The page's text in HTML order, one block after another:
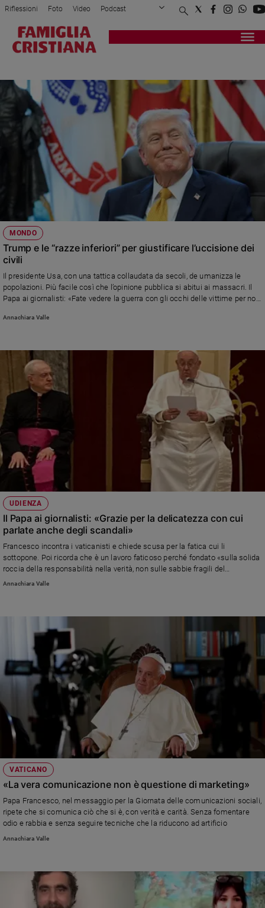
Attualità
Politica
Mondo
Economia
Interviste
Papa
Papa
Chiesa
Chiesa
e
Santi
Devozione
fede
giorno
Santo
del
giorno
Società
e
valori
e
Creato
della
settimana
Migranti
e
inclusione
Costume
Cultura
spettacoli
Sanremo
2026
Cinema,
streaming
Riflessioni Foto Video Podcast
Privacy Policy Chi siamo
Registrati Redazione
MONDO
Trump e le “razze inferiori” per giustificare l’uccisione dei
civili
Il presidente Usa, con una tattica collaudata da secoli, de umanizza le
popolazioni. Più facile così che l’opinione pubblica si abitui ai massacri. Il
Papa ai giornalisti: «Fate vedere la guerra con gli occhi delle vittime per non
Annachiara Valle
UDIENZA
Il Papa ai giornalisti: «Grazie per la delicatezza con cui
parlate anche degli scandali»
Francesco incontra i vaticanisti e chiede scusa per la fatica cui li
sottopone. Poi ricorda che è un lavoro faticoso perché fondato «sulla solida
roccia della responsabilità nella verità, non sulle sabbie fragili del
chiacchiericcio e delle letture ideologiche»
Annachiara Valle
VATICANO
«La vera comunicazione non è questione di marketing»
Papa Francesco, nel messaggio per la Giornata delle comunicazioni sociali,
ripete che si comunica ciò che si è, con verità e carità. Senza fomentare
odio e rabbia e senza seguire tecniche che la riducono ad artificio
Annachiara Valle